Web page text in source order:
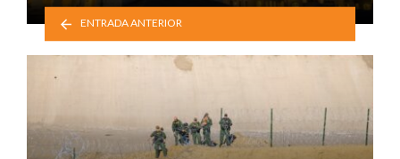
ENTRADA ANTERIOR